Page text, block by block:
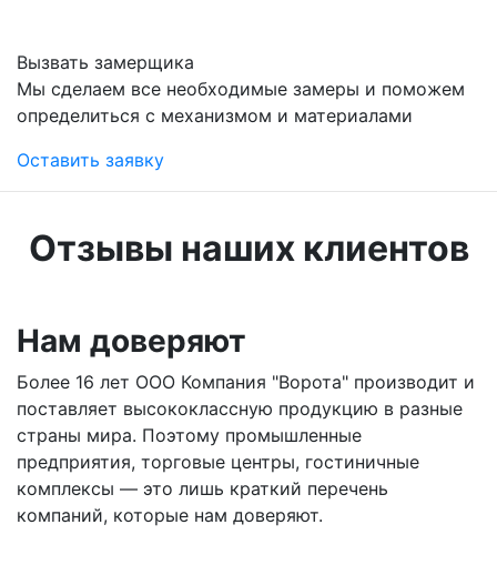
Вызвать замерщика
Мы сделаем все необходимые замеры и поможем
определиться с механизмом и материалами
Оставить заявку
Отзывы наших клиентов
Нам доверяют
Более 16 лет ООО Компания "Ворота" производит и
поставляет высококлассную продукцию в разные
страны мира. Поэтому промышленные
предприятия, торговые центры, гостиничные
комплексы — это лишь краткий перечень
компаний, которые нам доверяют.